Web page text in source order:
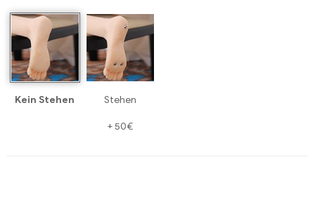
Kein Stehen Stehen
+50€